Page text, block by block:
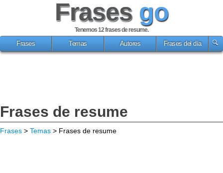
Frases go
Tenemos 12frases de resume.
Frases
Temas Autores Frases del día
Frases de resume
Frases > Temas > Frases de resume